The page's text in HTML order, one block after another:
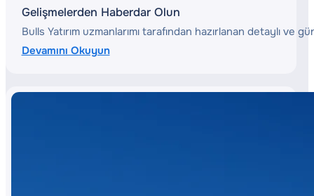
Gelişmelerden Haberdar Olun
Bulls Yatırım uzmanlarımı tarafından hazırlanan detaylı
Devamını Okuyun